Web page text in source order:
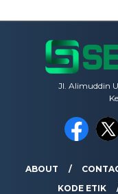
Jl. Alimuddin
ABOUT
KODE ETIK